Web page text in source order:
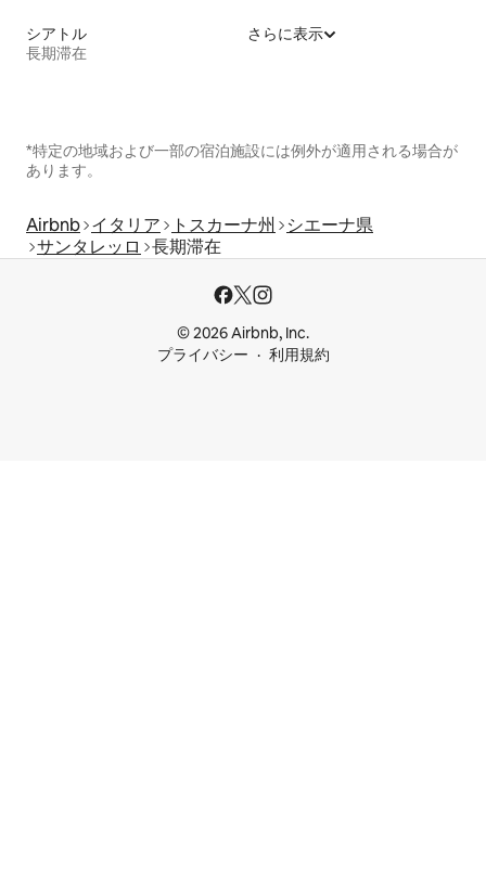
シアトル
長期滞在
さらに表示
*特定の地域および一部の宿泊施設には例外が適用される場合が
あります。
Airbnb イタリア トスカーナ州
シエーナ県
サンタレッロ
長期滞在
© 2026 Airbnb, Inc.
プライバシー
利用規約